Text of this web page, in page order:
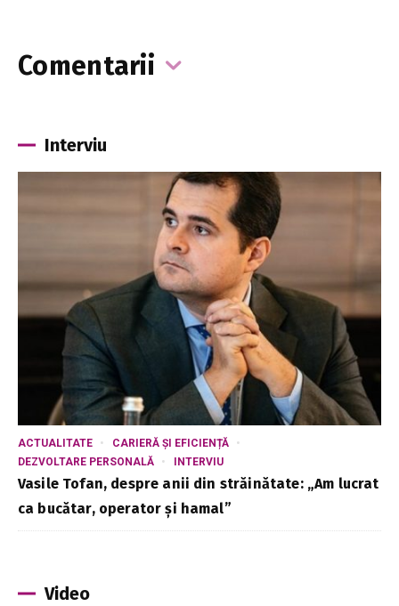
Comentarii
Interviu
ACTUALITATE
CARIERĂ ȘI EFICIENȚĂ
DEZVOLTARE PERSONALĂ
INTERVIU
Vasile Tofan, despre anii din străinătate: „Am lucrat
ca bucătar, operator și hamal”
Video